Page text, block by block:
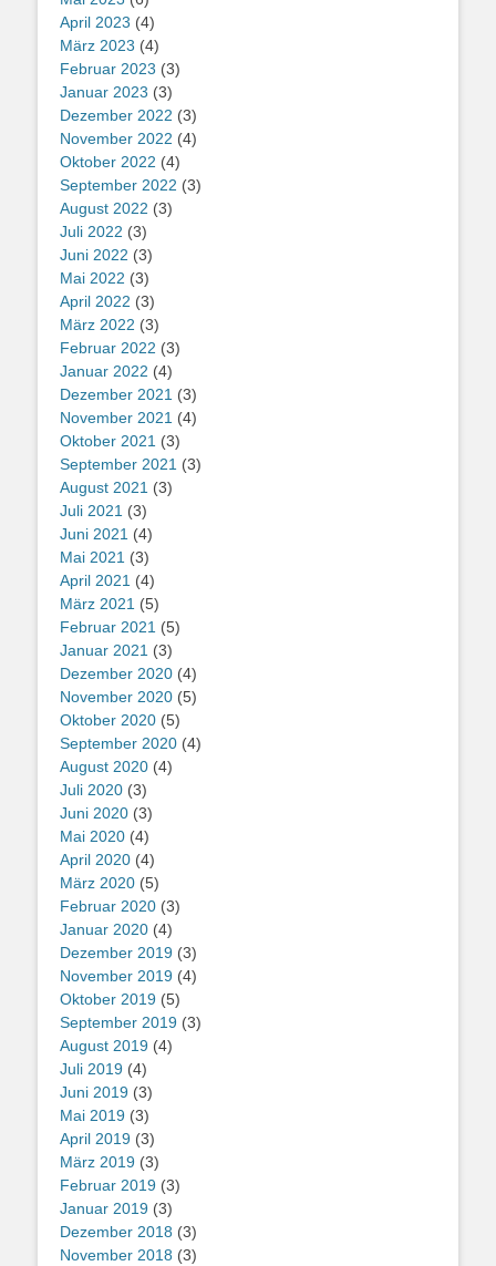
April 2023 (4)
März 2023 (4)
Februar 2023 (3)
Januar 2023 (3)
Dezember 2022 (3)
November 2022 (4)
Oktober 2022 (4)
September 2022 (3)
August 2022 (3)
Juli 2022 (3)
Juni 2022 (3)
Mai 2022 (3)
April 2022 (3)
März 2022 (3)
Februar 2022 (3)
Januar 2022 (4)
Dezember 2021 (3)
November 2021 (4)
Oktober 2021 (3)
September 2021 (3)
August 2021 (3)
Juli 2021 (3)
Juni 2021 (4)
Mai 2021 (3)
April 2021 (4)
März 2021 (5)
Februar 2021 (5)
Januar 2021 (3)
Dezember 2020 (4)
November 2020 (5)
Oktober 2020 (5)
September 2020 (4)
August 2020 (4)
Juli 2020 (3)
Juni 2020 (3)
Mai 2020 (4)
April 2020 (4)
März 2020 (5)
Februar 2020 (3)
Januar 2020 (4)
Dezember 2019 (3)
November 2019 (4)
Oktober 2019 (5)
September 2019 (3)
August 2019 (4)
Juli 2019 (4)
Juni 2019 (3)
Mai 2019 (3)
April 2019 (3)
März 2019 (3)
Februar 2019 (3)
Januar 2019 (3)
Dezember 2018 (3)
November 2018 (3)